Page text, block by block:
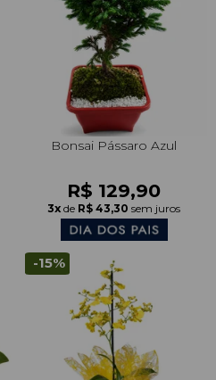
Bonsai Pássaro Azul
R$ 129,90
3x de R$ 43,30 sem juros
-15%